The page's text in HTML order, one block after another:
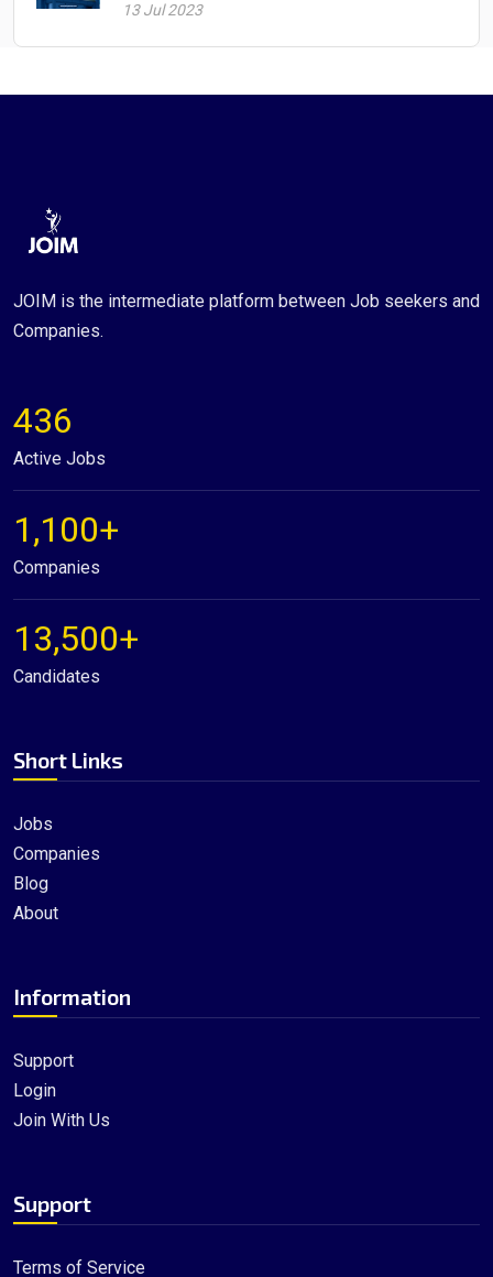
13 Jul 2023
JOIM is the intermediate platform between Job seekers and
Companies.
Short Links
Jobs
Companies
Blog
About
Information
Support
Login
Join With Us
Support
Terms of Service
436
Active Jobs
1,100+
Companies
13,500+
Candidates